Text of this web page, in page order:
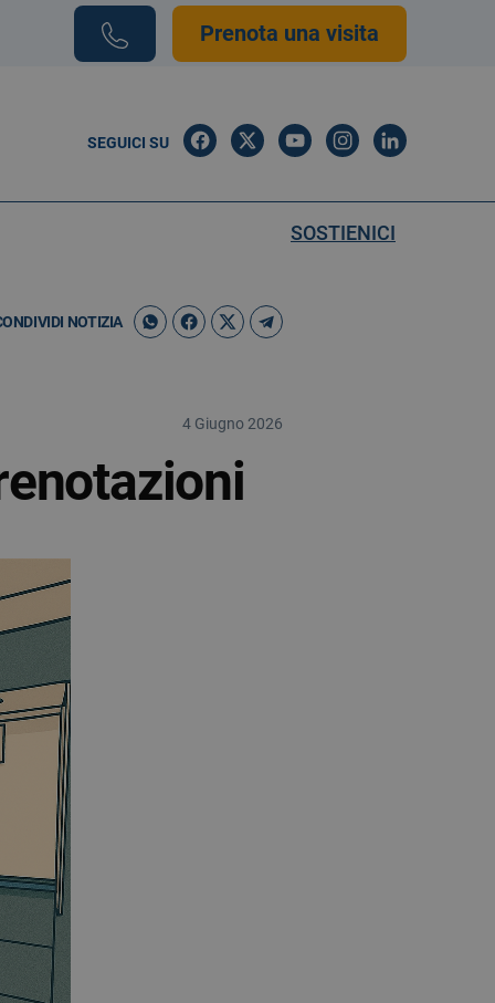
Prenota una visita
SEGUICI SU
SOSTIENICI
NOTIZIA
4 Giugno 2026